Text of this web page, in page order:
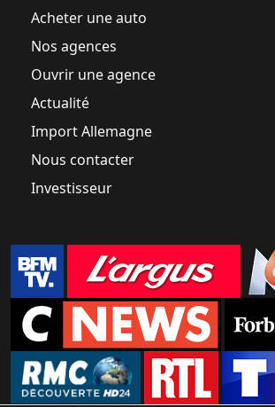
Acheter une auto
Nos agences
Ouvrir une agence
Actualité
Import Allemagne
Nous contacter
Investisseur